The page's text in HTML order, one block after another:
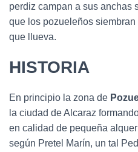
perdiz campan a sus anchas
que los pozueleños
que llueva.
HISTORIA
En principio la zona de
la ciudad de Alcaraz
en calidad de pequeña
según Pretel Marín, un tal